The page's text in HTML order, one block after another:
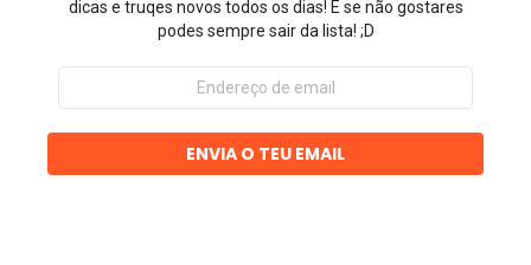
dicas e truqes novos todos os dias! E se não gostares
podes sempre sair da lista! ;D
Endereço
email
ENVIA O TEU EMAIL